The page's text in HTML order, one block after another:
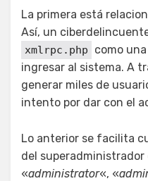
La primera está
Así, un
xmlrpc.php
como
ingresar al sistema. A
generar miles de
intento por dar con el
Lo anterior se facilita
del superadministrador
«administrator«, «